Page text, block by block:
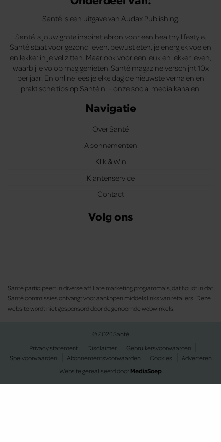
Santé is een uitgave van Audax Publishing.
Santé is jouw grote inspiratiebron voor een healthy lifestyle.
Santé staat voor gezond leven, bewust eten, je energiek voelen
en lekker in je vel zitten. Maar ook voor een leuk en lekker leven,
waarbij je volop mag genieten. Santé magazine verschijnt 10x
per jaar. En online lees je elke dag de nieuwste verhalen en
praktische tips op Santé.nl + onze social media kanalen.
Navigatie
Over Santé
Abonnementen
Klik & Win
Klantenservice
Contact
Volg ons
Santé participeert in diverse affiliate marketing programma’s, dat houdt in dat
Santé commissies ontvangt voor aankopen middels links van retailers. Deze
website wordt niet gesponsord door de genoemde webwinkels.
© 2026 Santé
Privacy statement
Disclaimer
Gebruikersvoorwaarden
Spelvoorwaarden
Abonnementsvoorwaarden Cookies
Adverteren
Website gerealiseerd doorMediaSoep